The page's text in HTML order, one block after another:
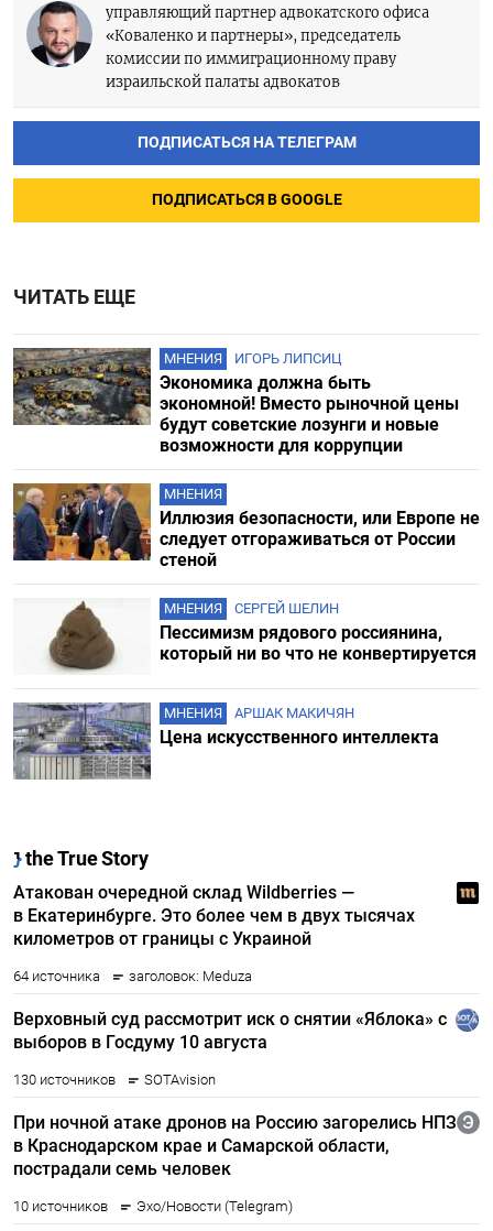
управляющий партнер адвокатского офиса
«Коваленко и партнеры», председатель
комиссии по иммиграционному праву
израильской палаты адвокатов
ПОДПИСАТЬСЯ НА ТЕЛЕГРАМ
ПОДПИСАТЬСЯ В GOOGLE
ЧИТАТЬ ЕЩЕ
МНЕНИЯ ИГОРЬ ЛИПСИЦ
Экономика должна быть
экономной! Вместо рыночной цены
будут советские лозунги и новые
возможности для коррупции
МНЕНИЯ
Иллюзия безопасности, или Европе не
следует отгораживаться от России
стеной
МНЕНИЯ СЕРГЕЙ ШЕЛИН
Пессимизм рядового россиянина,
который ни во что не конвертируется
МНЕНИЯ АРШАК МАКИЧЯН
Цена искусственного интеллекта